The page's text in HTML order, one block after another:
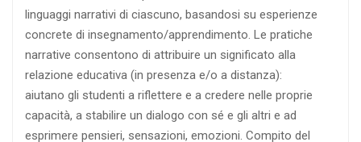
linguaggi narrativi di ciascuno, basandosi su esperienze
concrete di insegnamento/apprendimento. Le pratiche
narrative consentono di attribuire un significato alla
relazione educativa (in presenza e/o a distanza):
aiutano gli studenti a riflettere e a credere nelle proprie
capacità, a stabilire un dialogo con sé e gli altri e ad
esprimere pensieri, sensazioni, emozioni. Compito del